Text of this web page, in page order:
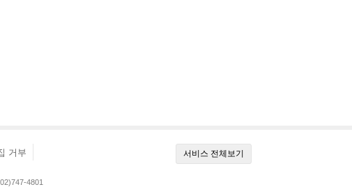
서비스 전체보기
거부
4801